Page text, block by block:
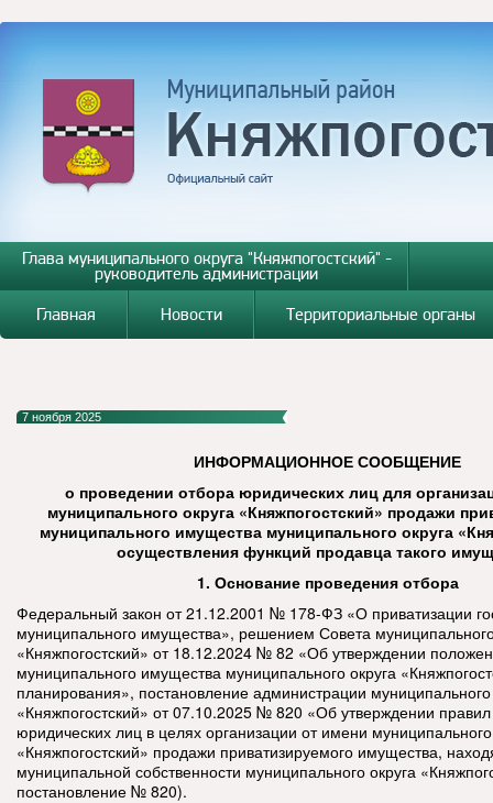
Глава муниципального округа "Княжпогостский" -
руководитель администрации
Главная
Новости Территориальные органы
7 ноября 2025
ИНФОРМАЦИОННОЕ СООБЩЕНИЕ
о проведении отбора юридических лиц для
муниципального округа «Княжпогостский» продажи
муниципального имущества муниципального округа
осуществления функций продавца такого
1. Основание проведения отбора
Федеральный закон от 21.12.2001 № 178-ФЗ «О приватизации
муниципального имущества», решением Совета
«Княжпогостский» от 18.12.2024 № 82 «Об утверждении
муниципального имущества муниципального округа
планирования», постановление администрации муниципального
«Княжпогостский» от 07.10.2025 № 820 «Об утверждении
юридических лиц в целях организации от имени муниципального
«Княжпогостский» продажи приватизируемого имущества,
муниципальной собственности муниципального округа
постановление № 820).